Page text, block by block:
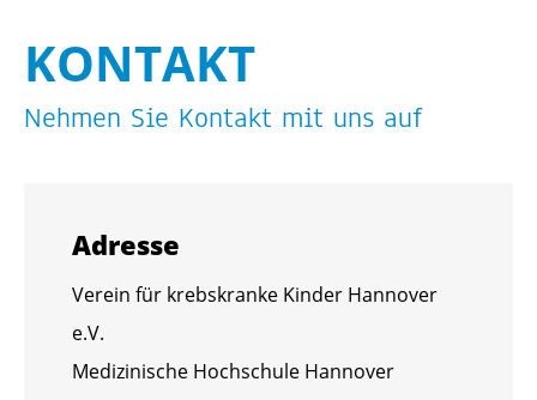
KON­TAKT
Neh­men Sie Kon­takt mit uns auf
Adres­se
Ver­ein für krebs­kran­ke Kin­der Han­no­ver
e.V.
Me­di­zi­ni­sche Hoch­schu­le Han­no­ver